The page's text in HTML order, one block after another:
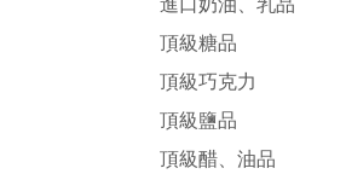
頂級糖品
頂級巧克力
頂級鹽品
頂級醋、油品